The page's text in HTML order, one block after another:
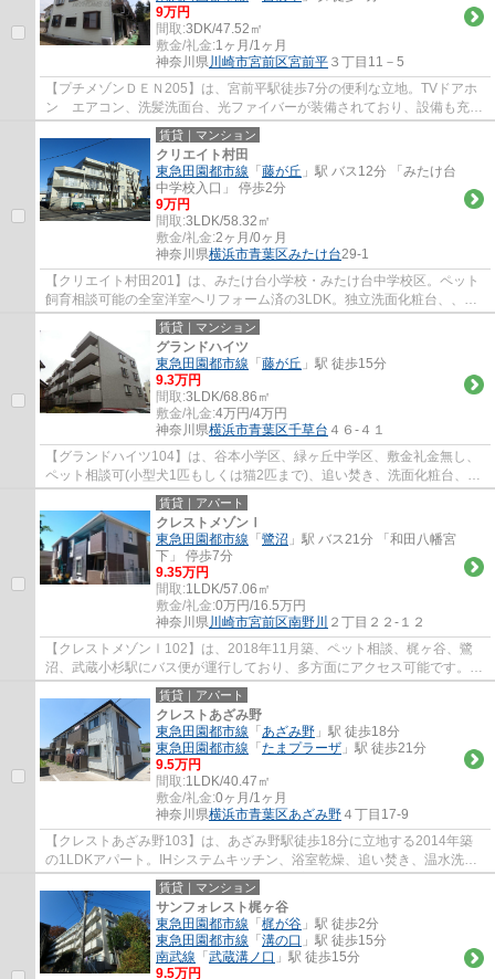
9万円
間取:3DK/47.52㎡
敷金/礼金:1ヶ月/1ヶ月
神奈川県川崎市宮前区宮前平 ３丁目11－5
【プチメゾンＤＥＮ205】は、宮前平駅徒歩7分の便利な立地。TVドアホ
ン エアコン、洗髪洗面台、光ファイバーが装備されており、設備も充実
しているお部屋です。宮崎台駅も徒歩９分で...
賃貸｜マンション
クリエイト村田
東急田園都市線 「 藤が丘 」駅 バス12分 「みたけ台
中学校入口」 停歩2分
9万円
間取:3LDK/58.32㎡
敷金/礼金:2ヶ月/0ヶ月
神奈川県横浜市青葉区みたけ台29-1
【クリエイト村田201】は、みたけ台小学校・みたけ台中学校区。ペット
飼育相談可能の全室洋室へリフォーム済の3LDK。独立洗面化粧台、、追
焚機能と設備充実。日当たり良好の角居室です...
賃貸｜マンション
グランドハイツ
東急田園都市線 「 藤が丘 」駅 徒歩15分
9.3万円
間取:3LDK/68.86㎡
敷金/礼金:4万円/4万円
神奈川県横浜市青葉区千草台 ４６-４１
【グランドハイツ104】は、谷本小学区、緑ヶ丘中学区、敷金礼金無し、
ペット相談可(小型犬1匹もしくは猫2匹まで)、追い焚き、洗面化粧台、エ
アコン、角部屋。
賃貸｜アパート
クレストメゾンⅠ
東急田園都市線 「 鷺沼 」駅 バス21分 「和田八幡宮
下」 停歩7分
9.35万円
間取:1LDK/57.06㎡
敷金/礼金:0万円/16.5万円
神奈川県川崎市宮前区南野川 ２丁目２２-１２
【クレストメゾンⅠ102】は、2018年11月築、ペット相談、梶ヶ谷、鷺
沼、武蔵小杉駅にバス便が運行しており、多方面にアクセス可能です。港
北ニュータウンのセンター北、センター南に車...
賃貸｜アパート
クレストあざみ野
東急田園都市線 「 あざみ野 」駅 徒歩18分
東急田園都市線 「 たまプラーザ 」駅 徒歩21分
9.5万円
間取:1LDK/40.47㎡
敷金/礼金:0ヶ月/1ヶ月
神奈川県横浜市青葉区あざみ野 ４丁目17-9
【クレストあざみ野103】は、あざみ野駅徒歩18分に立地する2014年築
の1LDKアパート。IHシステムキッチン、浴室乾燥、追い焚き、温水洗浄
便座、モニターフォン、エアコン等設備充実。敷...
賃貸｜マンション
サンフォレスト梶ヶ谷
東急田園都市線 「 梶が谷 」駅 徒歩2分
東急田園都市線 「 溝の口 」駅 徒歩15分
南武線 「 武蔵溝ノ口 」駅 徒歩15分
9.5万円